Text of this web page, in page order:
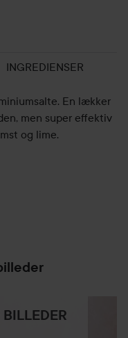
INGREDIENSER
En lækker
men super effektiv
og lime.